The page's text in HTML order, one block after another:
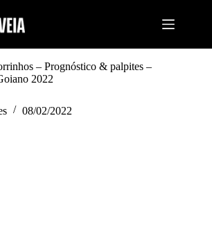
– Prognóstico & palpites –
2022
08/02/2022